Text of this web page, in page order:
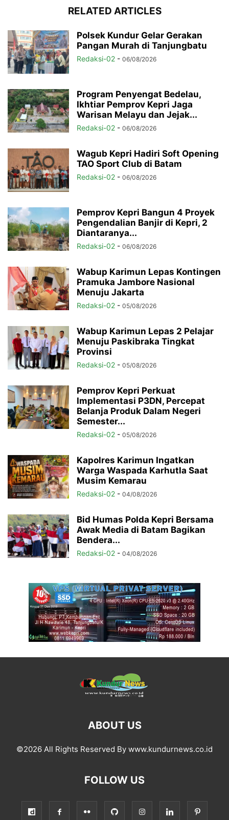
RELATED ARTICLES
Polsek Kundur Gelar Gerakan
Pangan Murah di Tanjungbatu
Redaksi-02 - 06/08/2026
Program Penyengat Bedelau,
Ikhtiar Pemprov Kepri Jaga
Warisan Melayu dan Jejak...
Redaksi-02 - 06/08/2026
Wagub Kepri Hadiri Soft Opening
TAO Sport Club di Batam
Redaksi-02 - 06/08/2026
Pemprov Kepri Bangun 4 Proyek
Pengendalian Banjir di Kepri, 2
Diantaranya...
Redaksi-02 - 06/08/2026
Wabup Karimun Lepas Kontingen
Pramuka Jambore Nasional
Menuju Jakarta
Redaksi-02 - 05/08/2026
Wabup Karimun Lepas 2 Pelajar
Menuju Paskibraka Tingkat
Provinsi
Redaksi-02 - 05/08/2026
Pemprov Kepri Perkuat
Implementasi P3DN, Percepat
Belanja Produk Dalam Negeri
Semester...
Redaksi-02 - 05/08/2026
Kapolres Karimun Ingatkan
Warga Waspada Karhutla Saat
Musim Kemarau
Redaksi-02 - 04/08/2026
Bid Humas Polda Kepri Bersama
Awak Media di Batam Bagikan
Bendera...
Redaksi-02 - 04/08/2026
ABOUT US
©2026 All Rights Reserved By www.kundurnews.co.id
FOLLOW US